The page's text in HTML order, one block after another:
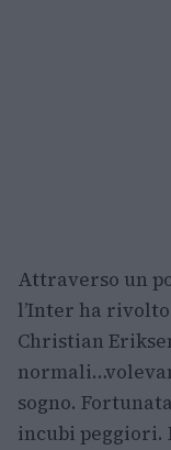
Attraverso un
l’Inter ha
Christian
sogno.
incubi peggiori.